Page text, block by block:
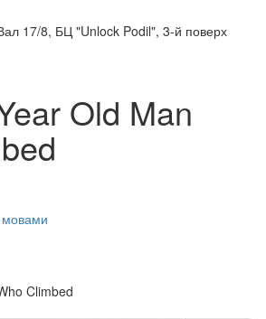
17/8, БЦ "Unlock Podil", 3-й поверх
Old Man
мовами
Climbed